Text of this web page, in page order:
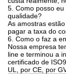
5. Como posso
qualidade?
As amostras
pagar a taxa do
6. Como o faz a
Nossa empresa
line e terminou a
certificado de
UL, por CE, por